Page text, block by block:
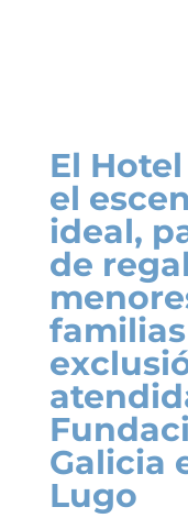
El
el
ideal,
de
Galicia
Lugo